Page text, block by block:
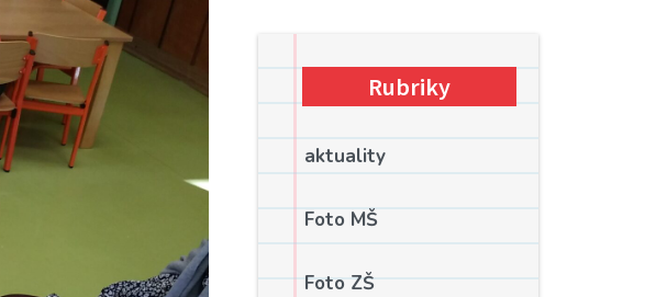
Rubriky
aktuality
Foto MŠ
Foto ZŠ